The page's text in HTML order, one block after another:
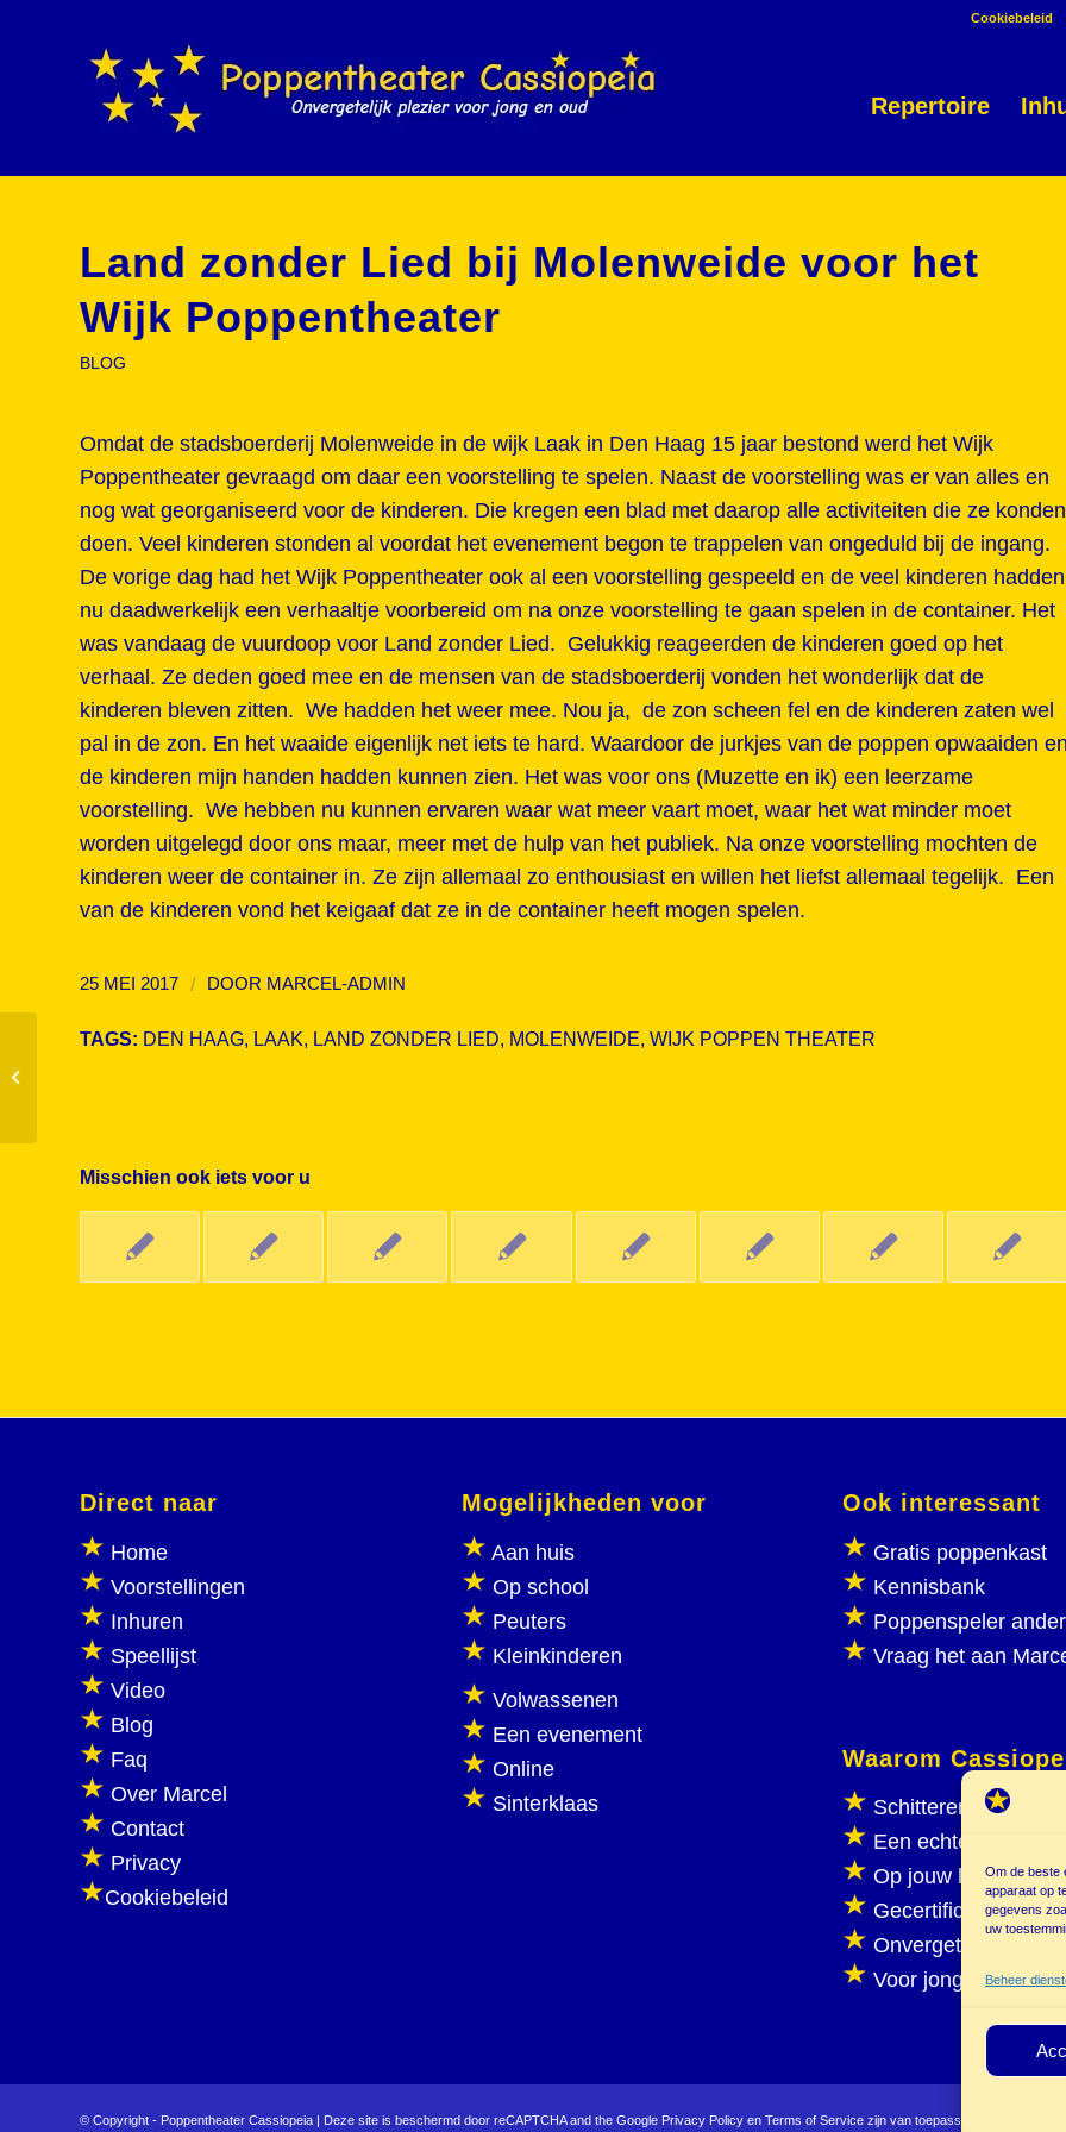
Om de beste
apparaat op
gegevens
uw
Beheer
Cookiebeleid
Repertoire
Land zonder Lied bij Molenweide voor het
Wijk Poppentheater
BLOG
Omdat de stadsboerderij Molenweide in de wijk Laak in Den Haag 15 jaar bestond werd het Wijk
Poppentheater gevraagd om daar een voorstelling te spelen. Naast de voorstelling was er van alles en
nog wat georganiseerd voor de kinderen. Die kregen een blad met daarop alle activiteiten die ze konden
doen. Veel kinderen stonden al voordat het evenement begon te trappelen van ongeduld bij de ingang.
De vorige dag had het Wijk Poppentheater ook al een voorstelling gespeeld en de veel kinderen hadden
nu daadwerkelijk een verhaaltje voorbereid om na onze voorstelling te gaan spelen in de container. Het
was vandaag de vuurdoop voor Land zonder Lied. Gelukkig reageerden de kinderen goed op het
verhaal. Ze deden goed mee en de mensen van de stadsboerderij vonden het wonderlijk dat de
kinderen bleven zitten. We hadden het weer mee. Nou ja, de zon scheen fel en de kinderen zaten wel
pal in de zon. En het waaide eigenlijk net iets te hard. Waardoor de jurkjes van de poppen opwaaiden
de kinderen mijn handen hadden kunnen zien. Het was voor ons (Muzette en ik) een leerzame
voorstelling. We hebben nu kunnen ervaren waar wat meer vaart moet, waar het wat minder moet
worden uitgelegd door ons maar, meer met de hulp van het publiek. Na onze voorstelling mochten de
kinderen weer de container in. Ze zijn allemaal zo enthousiast en willen het liefst allemaal tegelijk. Een
van de kinderen vond het keigaaf dat ze in de container heeft mogen spelen.
25 MEI 2017 / DOOR MARCEL-ADMIN
TAGS: DEN HAAG LAAK LAND ZONDER LIED MOLENWEIDE WIJK POPPEN THEATER
Misschien ook iets voor u
Direct naar
Home
Voorstellingen
Inhuren
Speellijst
Video
Blog
Faq
Over Marcel
Contact
Privacy
Cookiebeleid
Mogelijkheden voor
Aan huis
Op school
Peuters
Kleinkinderen
Volwassenen
Een evenement
Online
Sinterklaas
Ook interessant
Gratis poppenkast
Kennisbank
Poppenspeler
Vraag het aan
Waarom
Schitterend
Een echte
Op jouw locatie
Gecertificeerd
Onvergetelijk
Voor jong en oud
© Copyright - Poppentheater Cassiopeia | Deze site is beschermd door reCAPTCHA and the Google Privacy Policy en Terms of Service zijn van toepassing.